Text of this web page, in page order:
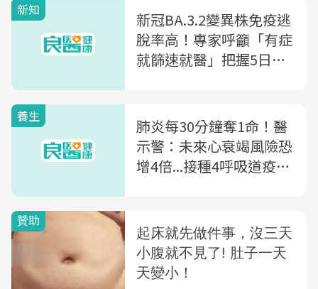
新知
新冠BA.3.2變異株免疫逃
脫率高！專家呼籲「有症
就篩速就醫」把握5日黃
養生
肺炎每30分鐘奪1命！醫
示警：未來心衰竭風險恐
增4倍...接種4呼吸道疫苗